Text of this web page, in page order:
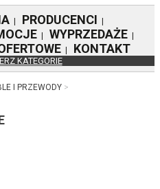
PRODUCENCI
| WYPRZEDAŻE|
| KONTAKT
KATEGORIE
I PRZEWODY